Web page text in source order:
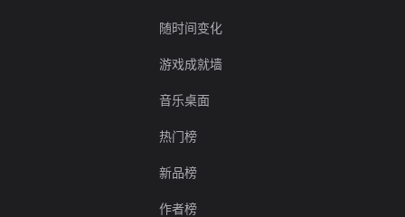
随时间变化
游戏成就墙
音乐桌面
热门榜
新品榜
作者榜